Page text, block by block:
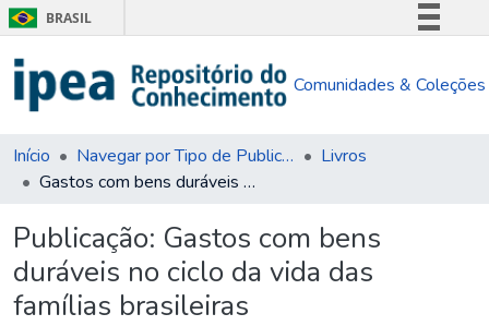
BRASIL
Comunica BR
Acesso à informação
Comunidades & Coleções
Início Navegar por Tipo de Publicação
Livros
Gastos com bens duráveis no ciclo da vida das famílias brasileiras
Publicação: Gastos com bens
duráveis no ciclo da vida das
famílias brasileiras